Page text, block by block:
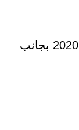
وتأهل منتخب مصر لأولمبياد طوكيو 2020 بجانب